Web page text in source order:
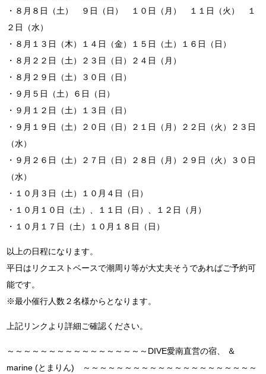
・８月８日（土） ９日（日） １０日（月） １１日（火） １
２日（水）
・８月１３日（木）１４日（金）１５日（土）１６日（日）
・８月２２日（土）２３日（日）２４日（月）
・８月２９日（土）３０日（日）
・９月５日（土）６日（日）
・９月１２日（土）１３日（日）
・９月１９日（土）２０日（日）２１日（月）２２日（火）２３日
（水）
・９月２６日（土）２７日（日）２８日（月）２９日（火）３０日
（水）
・１０月３日（土）１０月４日（日）
・１０月１０日（土）、１１日（日）、１２日（月）
・１０月１７日（土）１０月１８日（日）
以上の日程になります。
平日はリクエストベースで潮周り等が大丈夫そうであればご予約可
能です。
※最小催行人数２名様からとなります。
上記リンクより詳細ご確認ください。
～～～～～～～～～～～～～～～～～DIVE愛南直営の宿、 ＆
marine (とまりん) ～～～～～～～～～～～～～～～～～～～～～